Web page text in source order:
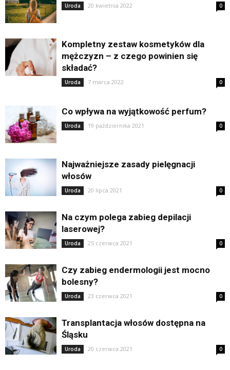
Uroda 20 kwietnia 2022 0
Kompletny zestaw kosmetyków dla
mężczyzn – z czego powinien się
składać?
Uroda 7 marca 2022 0
Co wpływa na wyjątkowość perfum?
Uroda 19 października 2021 0
Najważniejsze zasady pielęgnacji
włosów
Uroda 20 lipca 2021 0
Na czym polega zabieg depilacji
laserowej?
Uroda 25 czerwca 2021 0
Czy zabieg endermologii jest mocno
bolesny?
Uroda 23 czerwca 2021 0
Transplantacja włosów dostępna na
Śląsku
Uroda 20 czerwca 2021 0